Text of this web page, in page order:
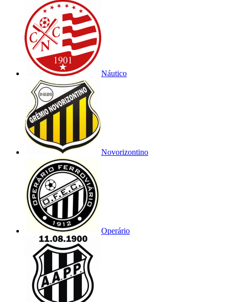
Náutico
Novorizontino
Operário